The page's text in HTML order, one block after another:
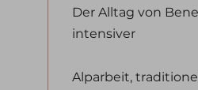
Der Alltag von
intensiver
Alparbeit,